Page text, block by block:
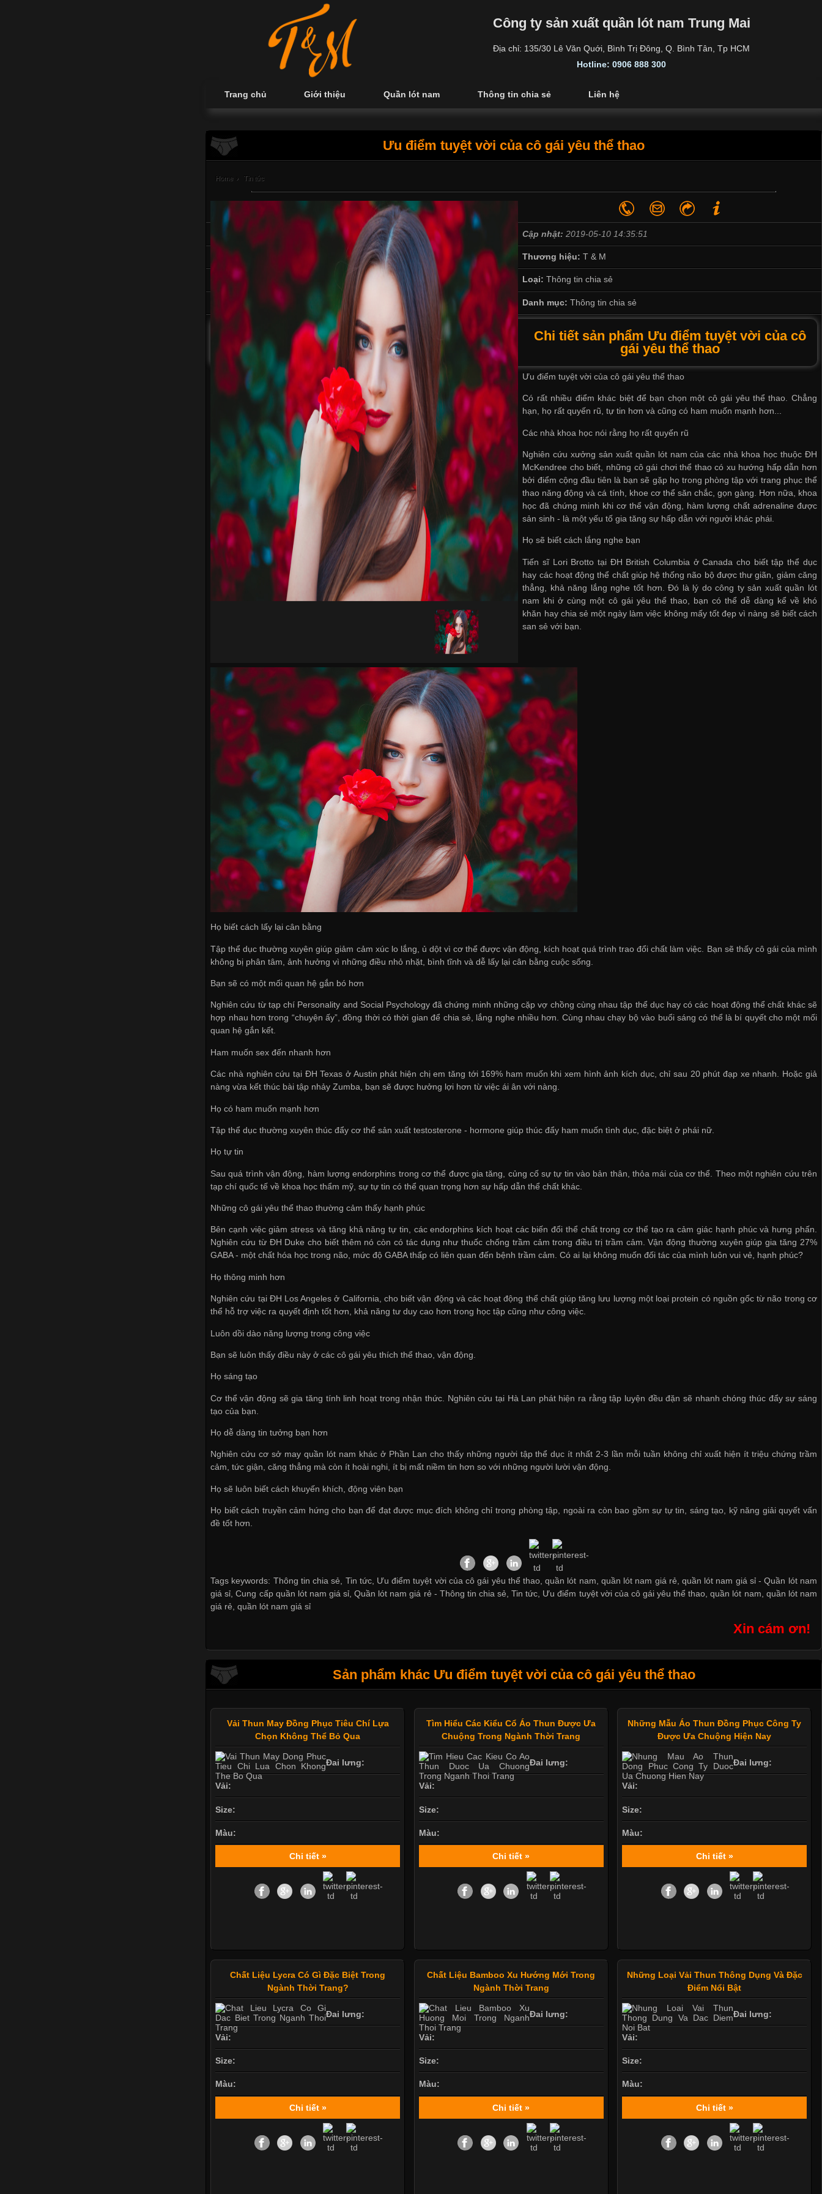
Công ty sản xuất quần lót nam Trung Mai
Địa chỉ: 135/30 Lê Văn Quới, Bình Trị Đông, Q. Bình Tân, Tp HCM
Hotline: 0906 888 300
Trang chủ Giới thiệu Quần lót nam Thông tin chia sẻ Liên hệ
Ưu điểm tuyệt vời của cô gái yêu thể thao
Home › Tin tức
Cập nhật: 2019-05-10 14:35:51
Thương hiệu:T & M
Loại: Thông tin chia sẻ
Danh mục: Thông tin chia sẻ
Chi tiết sản phẩm Ưu điểm tuyệt vời của cô
gái yêu thể thao
Ưu điểm tuyệt vời của cô gái yêu thể thao
Có rất nhiều điểm khác biệt để bạn chọn một cô gái yêu thể thao. Chẳng
hạn, họ rất quyến rũ, tự tin hơn và cũng có ham muốn mạnh hơn...
Các nhà khoa học nói rằng họ rất quyến rũ
Nghiên cứuxưởng sản xuất quần lót nam của các nhà khoa học thuộc ĐH
McKendree cho biết, những cô gái chơi thể thao có xu hướng hấp dẫn hơn
bởi điểm cộng đầu tiên là bạn sẽ gặp họ trong phòng tập với trang phục thể
thao năng động và cá tính, khoe cơ thể săn chắc, gọn gàng. Hơn nữa, khoa
học đã chứng minh khi cơ thể vận động, hàm lượng chất adrenaline được
sản sinh - là một yếu tố gia tăng sự hấp dẫn với người khác phái.
Họ sẽ biết cách lắng nghe bạn
Tiến sĩ Lori Brotto tại ĐH British Columbia ở Canada cho biết tập thể dục
hay các hoạt động thể chất giúp hệ thống não bộ được thư giãn, giảm căng
thẳng, khả năng lắng nghe tốt hơn. Đó là lý docông ty sản xuất quần lót
nam khi ở cùng một cô gái yêu thể thao, bạn có thể dễ dàng kể về khó
khăn hay chia sẻ một ngày làm việc không mấy tốt đẹp vì nàng sẽ biết cách
san sẻ với bạn.
Họ biết cách lấy lại cân bằng
Tập thể dục thường xuyên giúp giảm cảm xúc lo lắng, ủ dột vì cơ thể được vận động, kích hoạt quá trình trao đổi chất làm việc. Bạn sẽ thấy cô gái của mình
không bị phân tâm, ảnh hưởng vì những điều nhỏ nhặt, bình tĩnh và dễ lấy lại cân bằng cuộc sống.
Bạn sẽ có một mối quan hệ gắn bó hơn
Nghiên cứu từ tạp chí Personality and Social Psychology đã chứng minh những cặp vợ chồng cùng nhau tập thể dục hay có các hoạt động thể chất khác sẽ
hợp nhau hơn trong “chuyện ấy”, đồng thời có thời gian để chia sẻ, lắng nghe nhiều hơn. Cùng nhau chạy bộ vào buổi sáng có thể là bí quyết cho một mối
quan hệ gắn kết.
Ham muốn sex đến nhanh hơn
Các nhà nghiên cứu tại ĐH Texas ở Austin phát hiện chị em tăng tới 169% ham muốn khi xem hình ảnh kích dục, chỉ sau 20 phút đạp xe nhanh. Hoặc giả
nàng vừa kết thúc bài tập nhảy Zumba, bạn sẽ được hưởng lợi hơn từ việc ái ân với nàng.
Họ có ham muốn mạnh hơn
Tập thể dục thường xuyên thúc đẩy cơ thể sản xuất testosterone - hormone giúp thúc đẩy ham muốn tình dục, đặc biệt ở phái nữ.
Họ tự tin
Sau quá trình vận động, hàm lượng endorphins trong cơ thể được gia tăng, củng cố sự tự tin vào bản thân, thỏa mái của cơ thể. Theo một nghiên cứu trên
tạp chí quốc tế về khoa học thẩm mỹ, sự tự tin có thể quan trọng hơn sự hấp dẫn thể chất khác.
Những cô gái yêu thể thao thường cảm thấy hạnh phúc
Bên cạnh việc giảm stress và tăng khả năng tự tin, các endorphins kích hoạt các biến đổi thể chất trong cơ thể tạo ra cảm giác hạnh phúc và hưng phấn.
Nghiên cứu từ ĐH Duke cho biết thêm nó còn có tác dụng như thuốc chống trầm cảm trong điều trị trầm cảm. Vận động thường xuyên giúp gia tăng 27%
GABA - một chất hóa học trong não, mức độ GABA thấp có liên quan đến bệnh trầm cảm. Có ai lại không muốn đối tác của mình luôn vui vẻ, hạnh phúc?
Họ thông minh hơn
Nghiên cứu tại ĐH Los Angeles ở California, cho biết vận động và các hoạt động thể chất giúp tăng lưu lượng một loại protein có nguồn gốc từ não trong cơ
thể hỗ trợ việc ra quyết định tốt hơn, khả năng tư duy cao hơn trong học tập cũng như công việc.
Luôn dồi dào năng lượng trong công việc
Bạn sẽ luôn thấy điều này ở các cô gái yêu thích thể thao, vận động.
Họ sáng tạo
Cơ thể vận động sẽ gia tăng tính linh hoạt trong nhận thức. Nghiên cứu tại Hà Lan phát hiện ra rằng tập luyện đều đặn sẽ nhanh chóng thúc đẩy sự sáng
tạo của bạn.
Họ dễ dàng tin tưởng bạn hơn
Nghiên cứucơ sở may quần lót nam khác ở Phần Lan cho thấy những người tập thể dục ít nhất 2-3 lần mỗi tuần không chỉ xuất hiện ít triệu chứng trầm
cảm, tức giận, căng thẳng mà còn ít hoài nghi, ít bị mất niềm tin hơn so với những người lười vận động.
Họ sẽ luôn biết cách khuyến khích, động viên bạn
Họ biết cách truyền cảm hứng cho bạn để đạt được mục đích không chỉ trong phòng tập, ngoài ra còn bao gồm sự tự tin, sáng tạo, kỹ năng giải quyết vấn
đề tốt hơn.
Tags keywords: Thông tin chia sẻ, Tin tức, Ưu điểm tuyệt vời của cô gái yêu thể thao, quần lót nam, quần lót nam giá rẻ, quần lót nam giá sỉ -Quần lót nam
giá sỉ ,Cung cấp quần lót nam giá sỉ ,Quần lót nam giá rẻ - Thông tin chia sẻ ,Tin tức Ưu điểm tuyệt vời của cô gái yêu thể thao ,quần lót nam quần lót nam
giá rẻ ,quần lót nam giá sỉ
Xin cám ơn!
Sản phẩm khác Ưu điểm tuyệt vời của cô gái yêu thể thao
Vải Thun May Đồng Phục Tiêu Chí Lựa
Chọn Không Thể Bỏ Qua
Đai lưng:
Vải:
Size:
Màu:
Chi tiết »
Tìm Hiểu Các Kiểu Cổ Áo Thun Được Ưa
Chuộng Trong Ngành Thời Trang
Đai lưng:
Vải:
Size:
Màu:
Chi tiết »
Những Mẫu Áo Thun Đồng Phục Công Ty
Được Ưa Chuộng Hiện Nay
Đai lưng:
Vải:
Size:
Màu:
Chi tiết »
Chất Liệu Lycra Có Gì Đặc Biệt Trong
Ngành Thời Trang?
Đai lưng:
Vải:
Size:
Màu:
Chi tiết »
Chất Liệu Bamboo Xu Hướng Mới Trong
Ngành Thời Trang
Đai lưng:
Vải:
Size:
Màu:
Chi tiết »
Những Loại Vải Thun Thông Dụng Và Đặc
Điểm Nổi Bật
Đai lưng:
Vải:
Size:
Màu:
Chi tiết »